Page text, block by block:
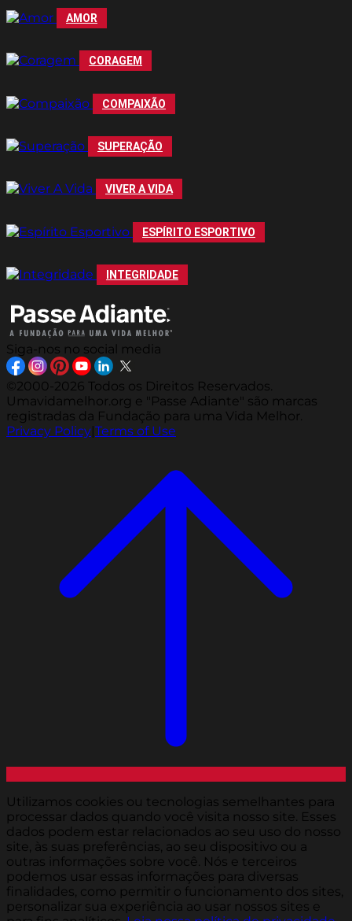
AMOR
CORAGEM
COMPAIXÃO
SUPERAÇÃO
VIVER A VIDA
ESPÍRITO ESPORTIVO
INTEGRIDADE
Siga-nos no social media
©2000-2026 Todos os Direitos Reservados.
Umavidamelhor.org e "Passe Adiante" são marcas
registradas da Fundação para uma Vida Melhor.
Privacy Policy|Terms of Use
Utilizamos cookies ou tecnologias semelhantes para
processar dados quando você visita nosso site. Esses
dados podem estar relacionados ao seu uso do nosso
site, às suas preferências, ao seu dispositivo ou a
outras informações sobre você. Nós e terceiros
podemos usar essas informações para diversas
finalidades, como permitir o funcionamento dos sites,
personalizar sua experiência ao usar nossos sites e